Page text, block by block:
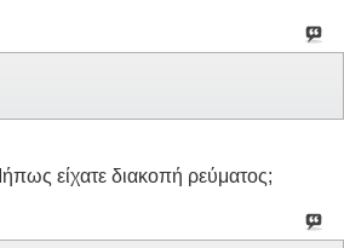
είχατε διακοπή ρεύματος;